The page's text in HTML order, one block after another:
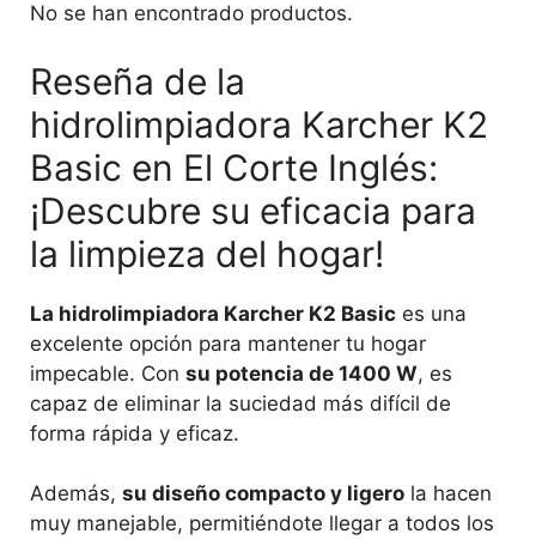
No se han encontrado productos.
Reseña de la
hidrolimpiadora Karcher K2
Basic en El Corte Inglés:
¡Descubre su eficacia para
la limpieza del hogar!
La hidrolimpiadora Karcher K2 Basic es una
excelente opción para mantener tu hogar
impecable. Con su potencia de 1400 W, es
capaz de eliminar la suciedad más difícil de
forma rápida y eficaz.
Además, su diseño compacto y ligero la hacen
muy manejable, permitiéndote llegar a todos los